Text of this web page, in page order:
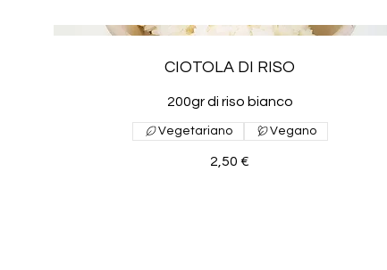
CIOTOLA DI RISO
200gr di riso bianco
2,50 €
Vegetariano Vegano